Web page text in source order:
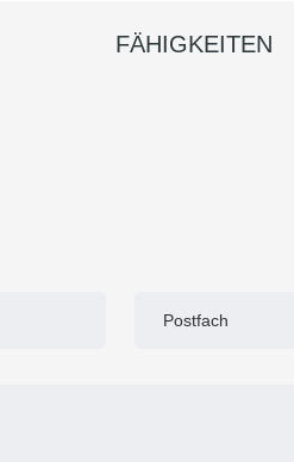
FÄHIGKEITEN